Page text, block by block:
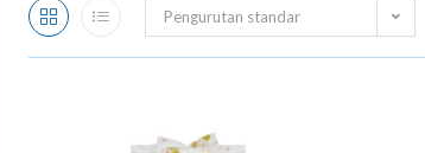
Pengurutan standar